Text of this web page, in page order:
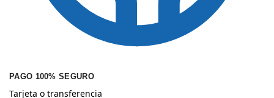
PAGO 100% SEGURO
Tarjeta o transferencia